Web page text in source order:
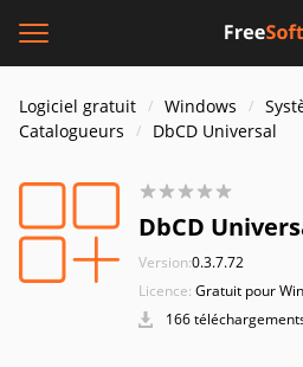
Logiciel gratuit Windows
Catalogueurs
DbCD Universal
DbCD
Version:0.3.7.72
Licence: Gratuit pour
166